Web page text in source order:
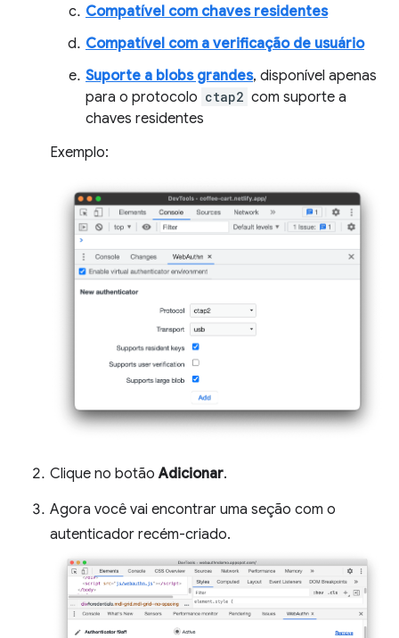
Compatível com chaves residentes
Compatível com a verificação de usuário
Suporte a blobs grandes, disponível apenas
para o protocolo ctap2 com suporte a
chaves residentes
Exemplo:
Clique no botãoAdicionar.
Agora você vai encontrar uma seção com o
autenticador recém-criado.